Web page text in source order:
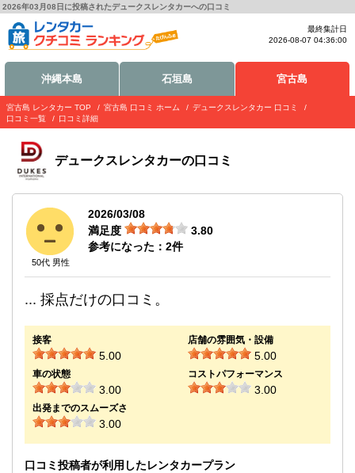
2026年03月08日に投稿されたデュークスレンタカーへの口コミ
最終集計日
2026-08-07 04:36:00
沖縄本島 石垣島 宮古島
宮古島 レンタカー TOP 宮古島 口コミ ホーム
デュークスレンタカー 口コミ
口コミ一覧
口コミ詳細
デュークスレンタカーの口コミ
50代 男性
2026/03/08
満足度
3.80
参考になった： 2件
... 採点だけの口コミ。
接客
5.00
店舗の雰囲気・設備
5.00
車の状態
3.00
コストパフォーマンス
3.00
出発までのスムーズさ
3.00
口コミ投稿者が利用したレンタカープラン